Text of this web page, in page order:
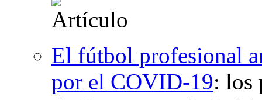
El fútbol profesional
por el COVID-19: los